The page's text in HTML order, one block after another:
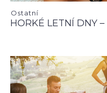
Ostatní
HORKÉ LETNÍ DNY